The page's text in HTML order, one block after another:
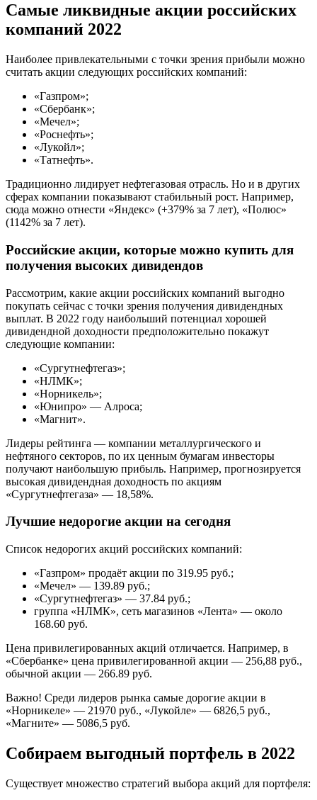
Самые ликвидные акции российских
компаний 2022
Наиболее привлекательными с точки зрения прибыли можно
считать акции следующих российских компаний:
«Газпром»;
«Сбербанк»;
«Мечел»;
«Роснефть»;
«Лукойл»;
«Татнефть».
Традиционно лидирует нефтегазовая отрасль. Но и в других
сферах компании показывают стабильный рост. Например,
сюда можно отнести «Яндекс» (+379% за 7 лет), «Полюс»
(1142% за 7 лет).
Российские акции, которые можно купить для
получения высоких дивидендов
Рассмотрим, какие акции российских компаний выгодно
покупать сейчас с точки зрения получения дивидендных
выплат. В 2022 году наибольший потенциал хорошей
дивидендной доходности предположительно покажут
следующие компании:
«Сургутнефтегаз»;
«НЛМК»;
«Норникель»;
«Юнипро» — Алроса;
«Магнит».
Лидеры рейтинга — компании металлургического и
нефтяного секторов, по их ценным бумагам инвесторы
получают наибольшую прибыль. Например, прогнозируется
высокая дивидендная доходность по акциям
«Сургутнефтегаза» — 18,58%.
Лучшие недорогие акции на сегодня
Список недорогих акций российских компаний:
«Газпром» продаёт акции по 319.95 руб.;
«Мечел» — 139.89 руб.;
«Сургутнефтегаз» — 37.84 руб.;
группа «НЛМК», сеть магазинов «Лента» — около
168.60 руб.
Цена привилегированных акций отличается. Например, в
«Сбербанке» цена привилегированной акции — 256,88 руб.,
обычной акции — 266.89 руб.
Важно! Среди лидеров рынка самые дорогие акции в
«Норникеле» — 21970 руб., «Лукойле» — 6826,5 руб.,
«Магните» — 5086,5 руб.
Собираем выгодный портфель в 2022
Существует множество стратегий выбора акций для портфеля: